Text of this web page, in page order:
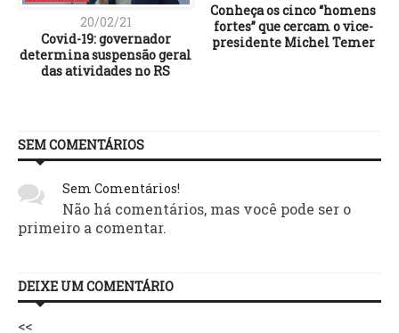
20/02/21
Covid-19: governador
determina suspensão geral
das atividades no RS
Conheça os cinco “homens
fortes” que cercam o vice-
presidente Michel Temer
SEM COMENTÁRIOS
Sem Comentários!
Não há comentários, mas você pode ser o
primeiro a comentar.
DEIXE UM COMENTÁRIO
<<